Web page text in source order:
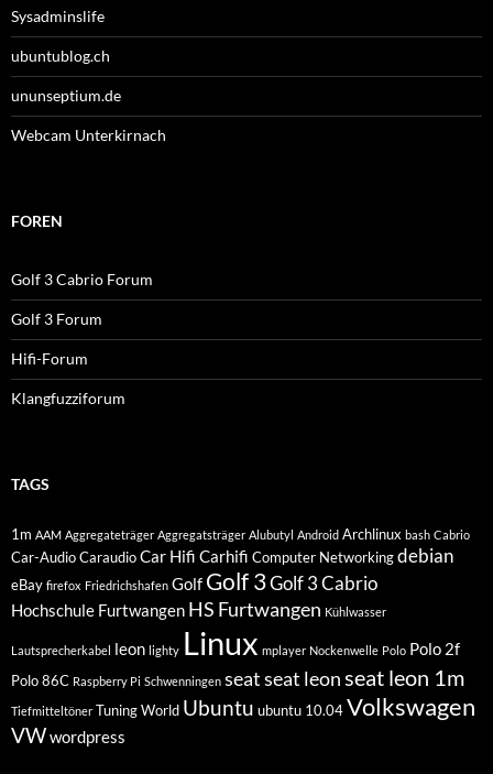
Sysadminslife
ubuntublog.ch
ununseptium.de
Webcam Unterkirnach
FOREN
Golf 3 Cabrio Forum
Golf 3 Forum
Hifi-Forum
Klangfuzziforum
TAGS
1m AAM Aggregateträger Aggregatsträger Alubutyl Android Archlinux bash Cabrio
Car-AudioCaraudioCar Hifi Carhifi Computer Networkingdebian
eBay firefox Friedrichshafen Golf Golf 3Golf 3 Cabrio
Hochschule Furtwangen HS Furtwangen Kühlwasser
Lautsprecherkabel leon lighty Linux mplayer Nockenwelle Polo Polo 2f
Polo 86C Raspberry Pi Schwenningen seatseat leonseat leon 1m
Tiefmitteltöner Tuning World Ubuntu ubuntu 10.04Volkswagen
VWwordpress